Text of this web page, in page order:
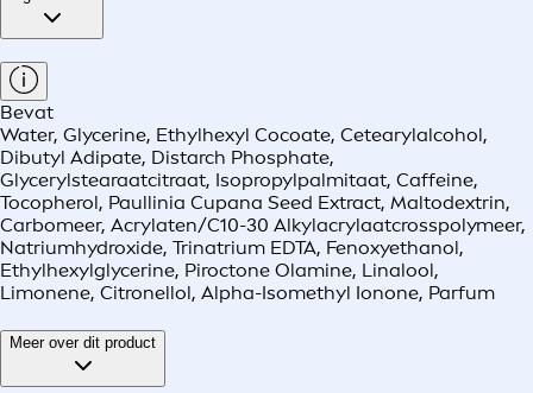
Bevat
Water, Glycerine, Ethylhexyl Cocoate, Cetearylalcohol,
Dibutyl Adipate, Distarch Phosphate,
Glycerylstearaatcitraat, Isopropylpalmitaat, Caffeine,
Tocopherol, Paullinia Cupana Seed Extract, Maltodextrin,
Carbomeer, Acrylaten/C10-30 Alkylacrylaatcrosspolymeer,
Natriumhydroxide, Trinatrium EDTA, Fenoxyethanol,
Ethylhexylglycerine, Piroctone Olamine, Linalool,
Limonene, Citronellol, Alpha-Isomethyl Ionone, Parfum
Meer over dit product